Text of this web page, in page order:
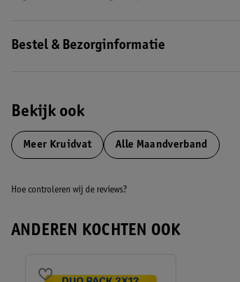
Bestel & Bezorginformatie
Bekijk ook
Meer Kruidvat Alle Maandverband
Hoe controleren wij de reviews?
ANDEREN KOCHTEN OOK